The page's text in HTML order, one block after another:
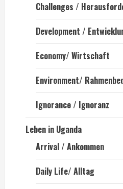
Challenges /
Development /
Economy/ Wirtschaft
Environment/
Ignorance / Ignoranz
Leben in Uganda
Arrival / Ankommen
Daily Life/ Alltag